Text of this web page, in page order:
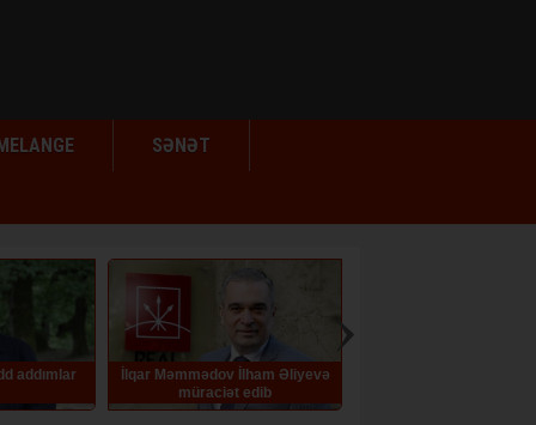
SƏNƏT
addımlar
İlqar Məmmədov İlham Əliyevə
müraciət edib